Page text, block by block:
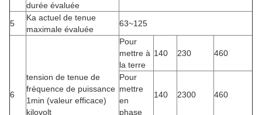
durée évaluée
5
Ka actuel de tenue
maximale évaluée
63~125
6
tension de tenue de
fréquence de puissance
1min (valeur efficace)
kilovolt
Pour
mettre à
la terre
140 230 460
Pour
mettre
en
phase
140 2300 460